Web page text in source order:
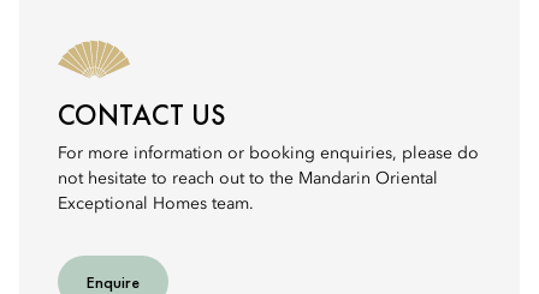
CONTACT US
For more information or booking enquiries, please do
not hesitate to reach out to the Mandarin Oriental
Exceptional Homes team.
Enquire